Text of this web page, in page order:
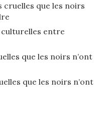
cruelles que les noirs
entre
que les noirs n’ont
que les noirs n’ont